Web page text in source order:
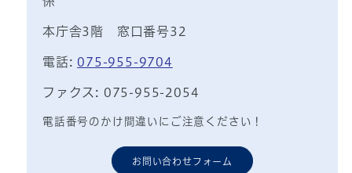
本庁舎3階 窓口番号32
電話: 075-955-9704
ファクス: 075-955-2054
電話番号のかけ間違いにご注意ください！
お問い合わせフォーム